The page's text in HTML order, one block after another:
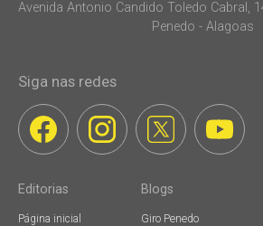
Avenida Antonio Candido Toledo Cabral,
Penedo - Alagoas
Siga nas redes
Editorias
Página inicial
Blogs
Giro Penedo